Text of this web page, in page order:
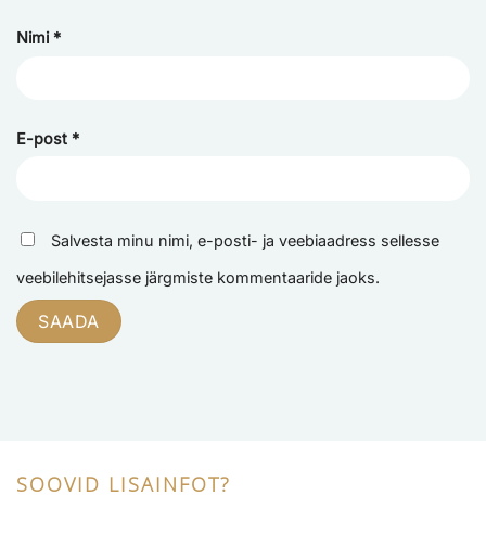
Nimi *
E-post *
Salvesta minu nimi, e-posti- ja veebiaadress sellesse
veebilehitsejasse järgmiste kommentaaride jaoks.
SOOVID LISAINFOT?